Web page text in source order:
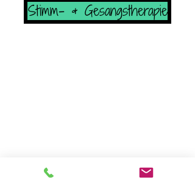
Stimm- & Gesangstherapie